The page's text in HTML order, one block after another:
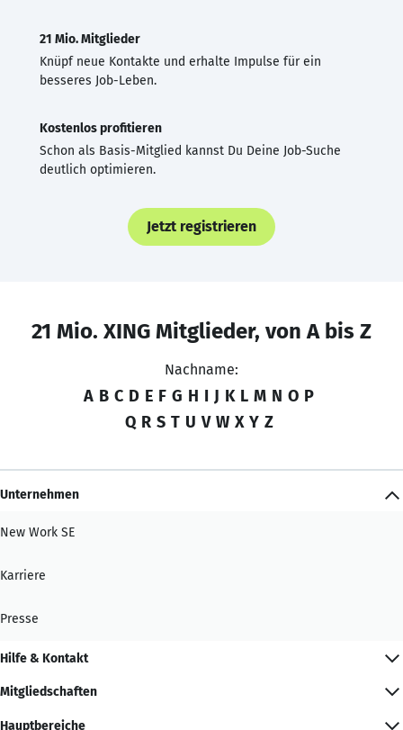
21 Mio. Mitglieder
Knüpf neue Kontakte und erhalte Impulse für ein
besseres Job-Leben.
Kostenlos profitieren
Schon als Basis-Mitglied kannst Du Deine Job-Suche
deutlich optimieren.
Jetzt registrieren
21 Mio. XING Mitglieder, von A bis Z
Nachname:
A B C D E F G H I J K L M N O P
Q R S T U V W X Y Z
Unternehmen
New Work SE
Karriere
Presse
Hilfe & Kontakt
Mitgliedschaften
Hauptbereiche